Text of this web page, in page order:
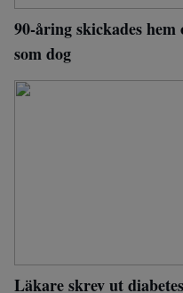
90-åring skickades
som dog
Läkare skrev ut